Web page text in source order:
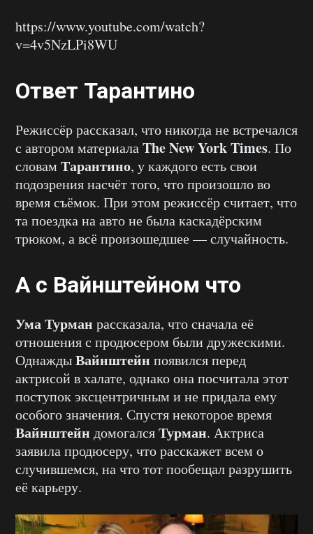
https://www.youtube.com/watch?
v=4v5NzLPi8WU
Ответ Тарантино
Режиссёр рассказал, что никогда не встречался
с автором материалаThe New York Times. По
словам Тарантино, у каждого есть свои
подозрения насчёт того, что произошло во
время съёмок. При этом режиссёр считает, что
та поездка на авто не была каскадёрским
трюком, а всё произошедшее — случайность.
А с Вайнштейном что
Ума Турман рассказала, что сначала её
отношения с продюсером были дружескими.
ОднаждыВайнштейн появился перед
актрисой в халате, однако она посчитала этот
поступок эксцентричным и не придала ему
особого значения. Спустя некоторое время
Вайнштейн домогалсяТурман. Актриса
заявила продюсеру, что расскажет всем о
случившемся, на что тот пообещал разрушить
её карьеру.